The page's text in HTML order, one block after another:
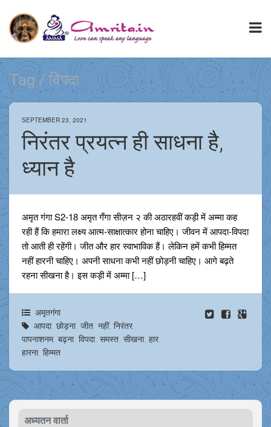
Tag / विपदा
SEPTEMBER 23, 2021
निरंतर प्रयत्न ही साधना है,
ध्यान है
अमृत गंगा S2-18 अमृत गँगा सीज़न २ की अठारहवीं कड़ी में अम्मा कह
रही हैं कि हमारा लक्ष्य आत्म-साक्षात्कार होना चाहिए। जीवन में आपदा-विपदा
तो आती ही रहेंगी। जीत और हार स्वाभाविक हैं। लेकिन हमें कभी हिम्मत
नहीं हारनी चाहिए। अपनी साधना कभी नहीं छोड़नी चाहिए। आगे बढ़ते
रहना सीखना है। इस कड़ी में अम्मा […]
अमृतगंगा
आपदा, छोड़ना, जीत, नहीं, निरंतर,
पापनाशनम, बढ़ना, विपदा, समस्त, सीखना, हार,
हारना, हिम्मत
अध्यतन वार्ता